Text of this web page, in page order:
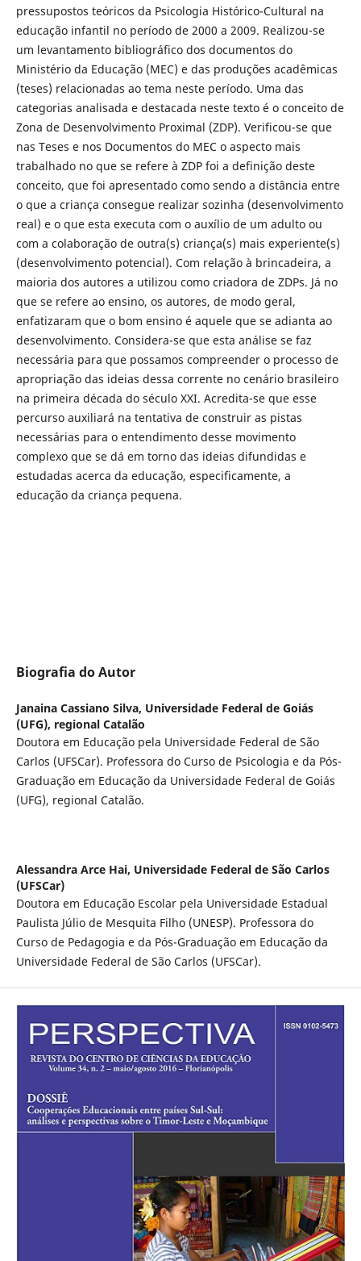
pressupostos teóricos da Psicologia Histórico-Cultural na
educação infantil no período de 2000 a 2009. Realizou-se
um levantamento bibliográfico dos documentos do
Ministério da Educação (MEC) e das produções acadêmicas
(teses) relacionadas ao tema neste período. Uma das
categorias analisada e destacada neste texto é o conceito de
Zona de Desenvolvimento Proximal (ZDP). Verificou-se que
nas Teses e nos Documentos do MEC o aspecto mais
trabalhado no que se refere à ZDP foi a definição deste
conceito, que foi apresentado como sendo a distância entre
o que a criança consegue realizar sozinha (desenvolvimento
real) e o que esta executa com o auxílio de um adulto ou
com a colaboração de outra(s) criança(s) mais experiente(s)
(desenvolvimento potencial). Com relação à brincadeira, a
maioria dos autores a utilizou como criadora de ZDPs. Já no
que se refere ao ensino, os autores, de modo geral,
enfatizaram que o bom ensino é aquele que se adianta ao
desenvolvimento. Considera-se que esta análise se faz
necessária para que possamos compreender o processo de
apropriação das ideias dessa corrente no cenário brasileiro
na primeira década do século XXI. Acredita-se que esse
percurso auxiliará na tentativa de construir as pistas
necessárias para o entendimento desse movimento
complexo que se dá em torno das ideias difundidas e
estudadas acerca da educação, especificamente, a
educação da criança pequena.
Biografia do Autor
Janaina Cassiano Silva, Universidade Federal de Goiás
(UFG), regional Catalão
Doutora em Educação pela Universidade Federal de São
Carlos (UFSCar). Professora do Curso de Psicologia e da Pós-
Graduação em Educação da Universidade Federal de Goiás
(UFG), regional Catalão.
Alessandra Arce Hai, Universidade Federal de São Carlos
(UFSCar)
Doutora em Educação Escolar pela Universidade Estadual
Paulista Júlio de Mesquita Filho (UNESP). Professora do
Curso de Pedagogia e da Pós-Graduação em Educação da
Universidade Federal de São Carlos (UFSCar).